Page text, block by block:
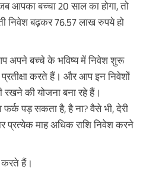
आपका बच्चा 20 साल का होगा, तो
बढ़कर 76.57 लाख रुपये हो
अपने बच्चे के भविष्य में निवेश शुरू
करते हैं। और आप इन निवेशों
की योजना बना रहे हैं।
पड़ सकता है, है ना? वैसे भी, देरी
प्रत्येक माह अधिक राशि निवेश करने
हैं।